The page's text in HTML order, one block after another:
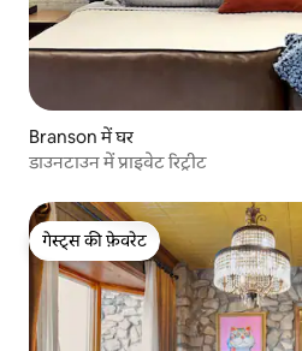
Branson में घर
डाउनटाउन में प्राइवेट रिट्रीट
गेस्ट्स की फ़ेवरेट
गेस्ट्स की फ़ेवरेट